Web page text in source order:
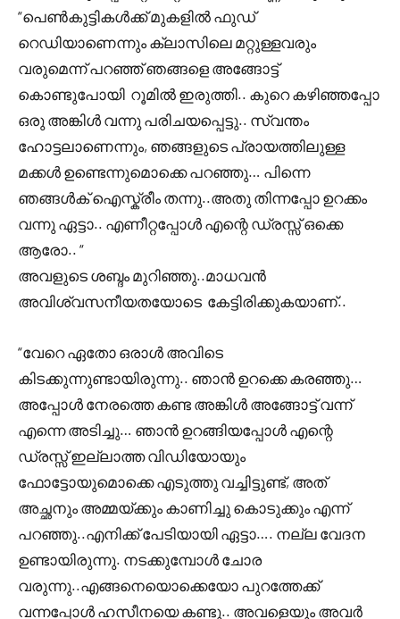
“പെൺകുട്ടികൾക്ക് മുകളിൽ ഫുഡ്
റെഡിയാണെന്നും ക്ലാസിലെ മറ്റുള്ളവരും
വരുമെന്ന് പറഞ്ഞ് ഞങ്ങളെ അങ്ങോട്ട്‌
കൊണ്ടുപോയി റൂമിൽ ഇരുത്തി.. കുറെ കഴിഞ്ഞപ്പോ
ഒരു അങ്കിൾ വന്നു പരിചയപ്പെട്ടു.. സ്വന്തം
ഹോട്ടലാണെന്നും, ഞങ്ങളുടെ പ്രായത്തിലുള്ള
മക്കൾ ഉണ്ടെന്നുമൊക്കെ പറഞ്ഞു… പിന്നെ
ഞങ്ങൾക് ഐസ്ക്രീം തന്നു..അതു തിന്നപ്പോ ഉറക്കം
വന്നു ഏട്ടാ.. എണീറ്റപ്പോൾ എന്റെ ഡ്രസ്സ്‌ ഒക്കെ
ആരോ.. “
അവളുടെ ശബ്ദം മുറിഞ്ഞു..മാധവൻ
അവിശ്വസനീയതയോടെ കേട്ടിരിക്കുകയാണ്..
“വേറെ ഏതോ ഒരാൾ അവിടെ
കിടക്കുന്നുണ്ടായിരുന്നു.. ഞാൻ ഉറക്കെ കരഞ്ഞു…
അപ്പോൾ നേരത്തെ കണ്ട അങ്കിൾ അങ്ങോട്ട്‌ വന്ന്
എന്നെ അടിച്ചു… ഞാൻ ഉറങ്ങിയപ്പോൾ എന്റെ
ഡ്രസ്സ്‌ ഇല്ലാത്ത വിഡിയോയും
ഫോട്ടോയുമൊക്കെ എടുത്തു വച്ചിട്ടുണ്ട്, അത്
അച്ഛനും അമ്മയ്ക്കും കാണിച്ചു കൊടുക്കും എന്ന്
പറഞ്ഞു..എനിക്ക് പേടിയായി ഏട്ടാ…. നല്ല വേദന
ഉണ്ടായിരുന്നു. നടക്കുമ്പോൾ ചോര
വരുന്നു..എങ്ങനെയൊക്കെയോ പുറത്തേക്ക്
വന്നപ്പോൾ ഹസീനയെ കണ്ടു.. അവളെയും അവർ